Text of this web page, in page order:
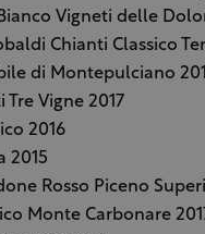
Vigneti delle
Chianti Classico
di Montepulciano
Tre Vigne 2017
2016
2015
Rosso Piceno
Monte Carbonare